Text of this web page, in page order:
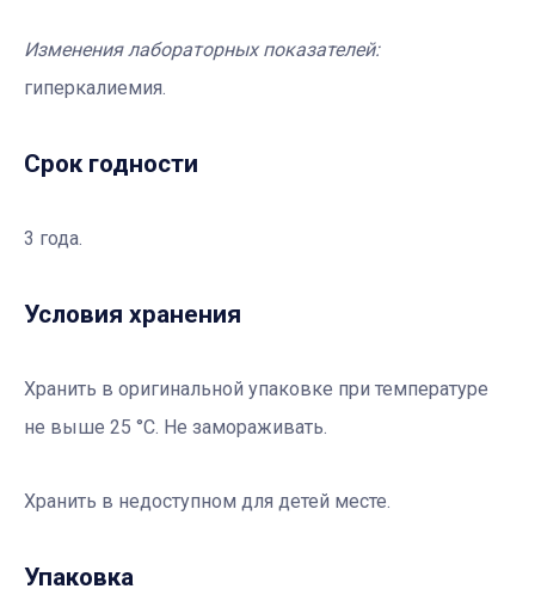
Изменения лабораторных показателей:
гиперкалиемия.
Срок годности
3 года.
Условия хранения
Хранить в оригинальной упаковке при температуре
не выше 25 °С. Не замораживать.
Хранить в недоступном для детей месте.
Упаковка